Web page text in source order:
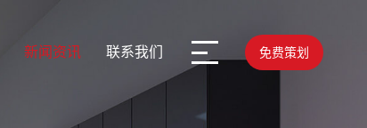
新闻资讯 联系我们 免费策划